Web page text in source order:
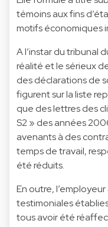
témoins aux fins
motifs économiques
A l’instar du tribunal
réalité et le sérieux
des déclarations de
figurent sur la liste
que des lettres des
S2 » des années
avenants à des
temps de travail,
été réduits.
En outre,
testimoniales
tous avoir été